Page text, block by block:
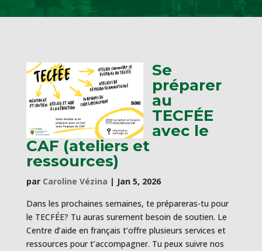
Se
préparer
au
TECFÉE
avec le
CAF (ateliers et
ressources)
par Caroline Vézina | Jan 5, 2026
Dans les prochaines semaines, te prépareras-tu pour
le TECFÉE? Tu auras surement besoin de soutien. Le
Centre d’aide en français t’offre plusieurs services et
ressources pour t’accompagner. Tu peux suivre nos